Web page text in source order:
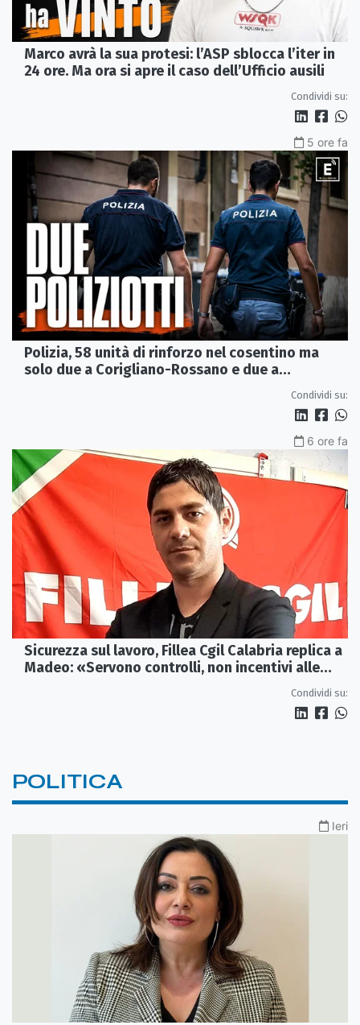
Marco avrà la sua protesi: l’ASP sblocca l’iter in
24 ore. Ma ora si apre il caso dell’Ufficio ausili
Condividi su:
5 ore fa
Polizia, 58 unità di rinforzo nel cosentino ma
solo due a Corigliano-Rossano e due a
Condividi su:
6 ore fa
Sicurezza sul lavoro, Fillea Cgil Calabria replica a
Madeo: «Servono controlli, non incentivi alle
Condividi su:
POLITICA
Ieri